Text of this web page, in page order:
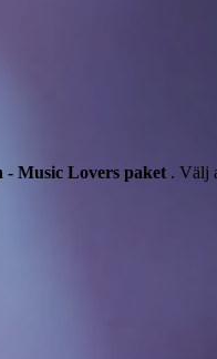
- Music Lovers paket . Välj